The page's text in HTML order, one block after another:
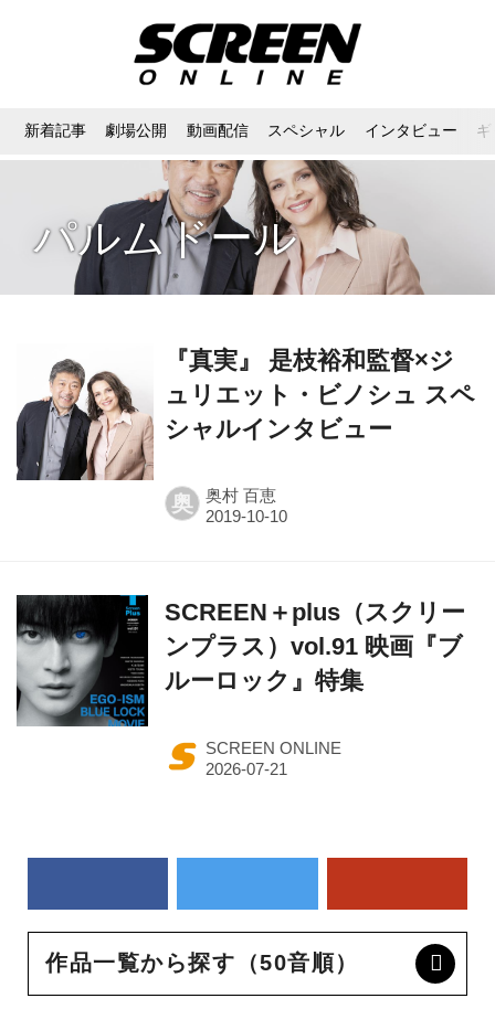
新着記事 劇場公開 動画配信 スペシャル インタビュー
パルムドール
『真実』 是枝裕和監督×ジ
ュリエット・ビノシュ スペ
シャルインタビュー
奥 奥村 百恵
SCREEN＋plus（スクリー
ンプラス）vol.91 映画『ブ
ルーロック』特集
SCREEN ONLINE
作品一覧から探す（50音順）